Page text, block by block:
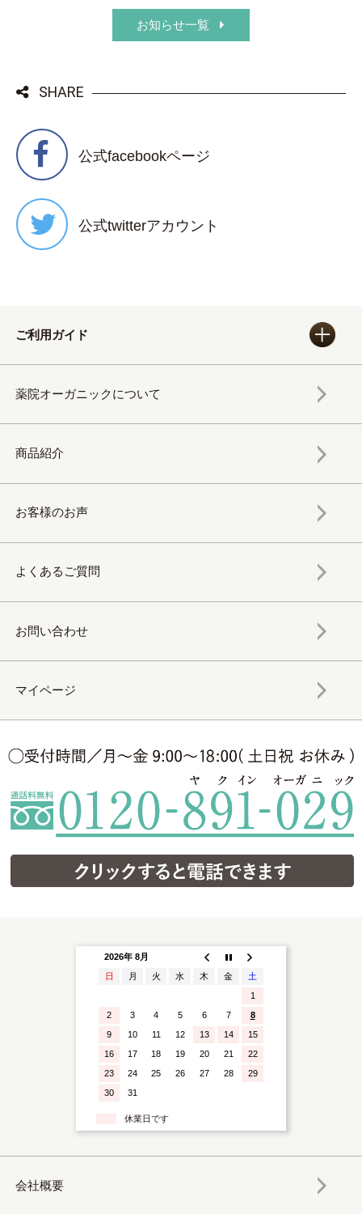
お知らせ一覧
SHARE
公式facebookページ
公式twitterアカウント
ご利用ガイド
薬院オーガニックについて
商品紹介
お客様のお声
よくあるご質問
お問い合わせ
マイページ
2026年 8月
日
月 火 水 木 金
土
1
2
3 4 5 6 7
8
9
10 11 12 13 14
15
16
17 18 19 20 21
22
23
24 25 26 27 28
29
30
31
休業日です
会社概要